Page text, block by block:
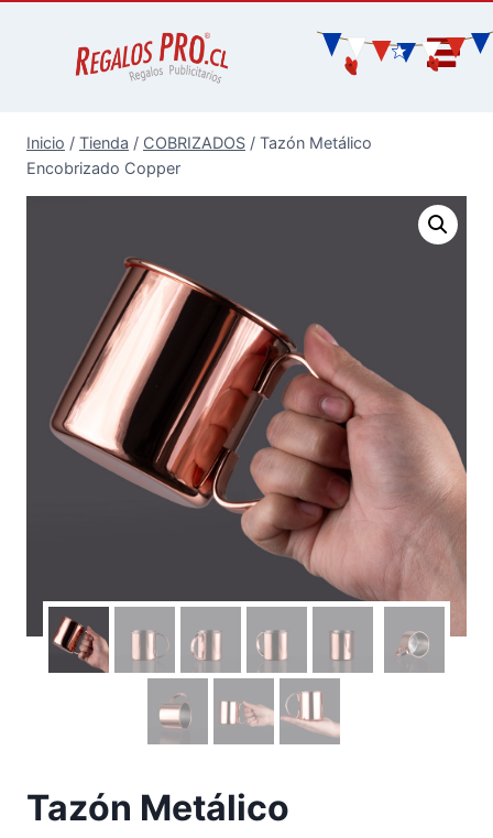
Inicio / Tienda / COBRIZADOS / Tazón Metálico
Encobrizado Copper
Tazón Metálico